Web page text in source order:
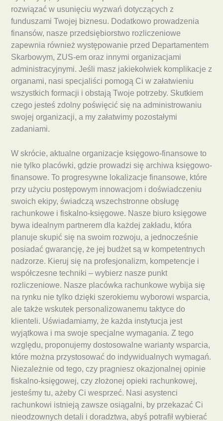
rozwiązać w usunięciu wyzwań dotyczących z
funduszami Twojej biznesu. Dodatkowo prowadzenia
finansów, nasze przedsiębiorstwo rozliczeniowe
zapewnia również występowanie przed Departamentem
Skarbowym, ZUS-em oraz innymi organizacjami
administracyjnymi. Jeśli masz jakiekolwiek komplikacje z
organami, nasi specjaliści pomogą Ci w załatwieniu
wszystkich formacji i obstają Twoje potrzeby. Skutkiem
czego jesteś zdolny poświęcić się na administrowaniu
swojej organizacji, a my załatwimy pozostałymi
zadaniami.
W skrócie, aktualne organizacje księgowo-finansowe to
nie tylko placówki, gdzie prowadzi się archiwa księgowo-
finansowe. To progresywne lokalizacje finansowe, które
przy użyciu postępowym innowacjom i doświadczeniu
swoich ekipy, świadczą wszechstronne obsługę
rachunkowe i fiskalno-księgowe. Nasze biuro księgowe
bywa idealnym partnerem dla każdej zakładu, która
planuje skupić się na swoim rozwoju, a jednocześnie
posiadać gwarancję, że jej budżet są w kompetentnych
nadzorze. Kieruj się na profesjonalizm, kompetencje i
współczesne techniki – wybierz nasze punkt
rozliczeniowe. Nasze placówka rachunkowe wybija się
na rynku nie tylko dzięki szerokiemu wyborowi wsparcia,
ale także wskutek personalizowanemu taktyce do
klienteli. Uświadamiamy, że każda instytucja jest
wyjątkowa i ma swoje specjalne wymagania. Z tego
względu, proponujemy dostosowalne warianty wsparcia,
które można przystosować do indywidualnych wymagań.
Niezależnie od tego, czy pragniesz okazjonalnej opinie
fiskalno-księgowej, czy złożonej opieki rachunkowej,
jesteśmy tu, ażeby Ci wesprzeć. Nasi asystenci
rachunkowi istnieją zawsze osiągalni, by przekazać Ci
nieodzownych detali i doradztwa, abyś potrafił wybierać